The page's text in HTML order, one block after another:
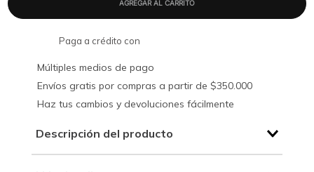
Paga a crédito con
Múltiples medios de pago
Envíos gratis por compras a partir de $350.000
Haz tus cambios y devoluciones fácilmente
Descripción del producto